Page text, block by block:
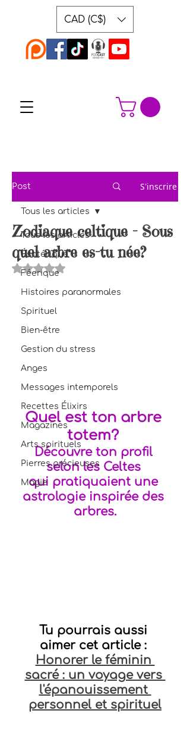
CAD (C$)
Post S'inscrire
Tous les articles
Ésotérique
Féerique
Histoires paranormales
Spirituel
Bien-être
Gestion du stress
Anges
Messages intemporels
Recettes Élixirs
Magazines
Arts spirituels
Pierres précieuses
Magie
Tous les articles
Zodiaque celtique - Sous
quel arbre es-tu née?
Noté NaN étoiles sur 5.
Quel est ton arbre
totem?
Découvre ton profil
selon les Celtes
qui pratiquaient une
astrologie inspirée des
arbres.
Tu pourrais aussi
aimer cet article :
Honorer le féminin
sacré : un voyage vers
l'épanouissement
personnel et spirituel